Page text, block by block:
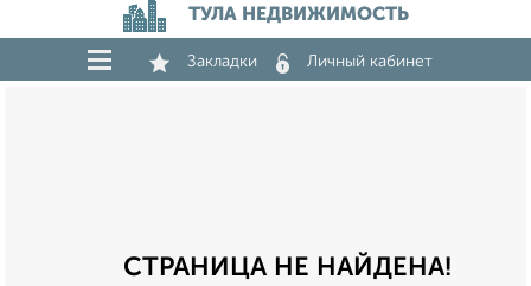
ТУЛА НЕДВИЖИМОСТЬ
Закладки Личный кабинет
СТРАНИЦА НЕ НАЙДЕНА!